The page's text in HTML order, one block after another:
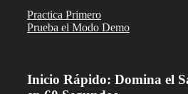
Practica Primero
Prueba el Modo Demo
Inicio Rápido: Domina el